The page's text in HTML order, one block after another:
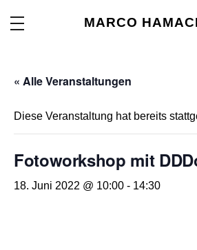
MARCO
« Alle Veranstaltungen
Diese Veranstaltung hat bereits
Fotoworkshop mit
18. Juni 2022 @ 10:00 - 14:30